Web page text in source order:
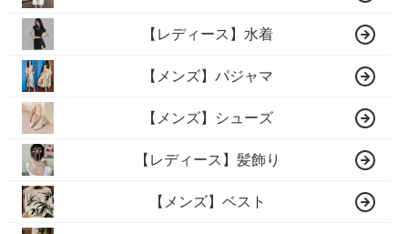
【レディース】水着
【メンズ】パジャマ
【メンズ】シューズ
【レディース】髪飾り
【メンズ】ベスト